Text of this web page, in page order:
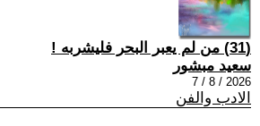
(31) من لم يعبر البحر فليشربه !
سعيد مبشور
2026 / 8 / 7
الادب والفن